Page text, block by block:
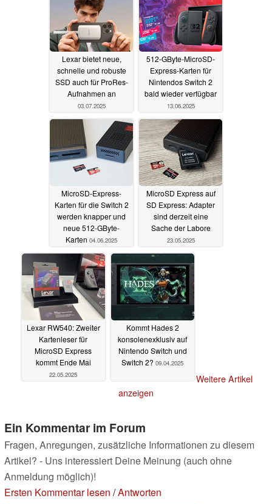
25.07.2025
Lexar bietet neue,
schnelle und robuste
SSD auch für ProRes-
Aufnahmen an
03.07.2025
512-GByte-MicroSD-
Express-Karten für
Nintendos Switch 2
bald wieder verfügbar
13.06.2025
MicroSD-Express-
Karten für die Switch 2
werden knapper und
neue 512-GByte-
Karten 04.06.2025
MicroSD Express auf
SD Express: Adapter
sind derzeit eine
Sache der Labore
23.05.2025
Lexar RW540: Zweiter
Kartenleser für
MicroSD Express
kommt Ende Mai
22.05.2025
Kommt Hades 2
konsolenexklusiv auf
Nintendo Switch und
Switch 2? 09.04.2025
Weitere Artikel
anzeigen
Ein Kommentar im Forum
Fragen, Anregungen, zusätzliche Informationen zu diesem
Artikel? - Uns interessiert Deine Meinung (auch ohne
Anmeldung möglich)!
Ersten Kommentar lesen /Antworten